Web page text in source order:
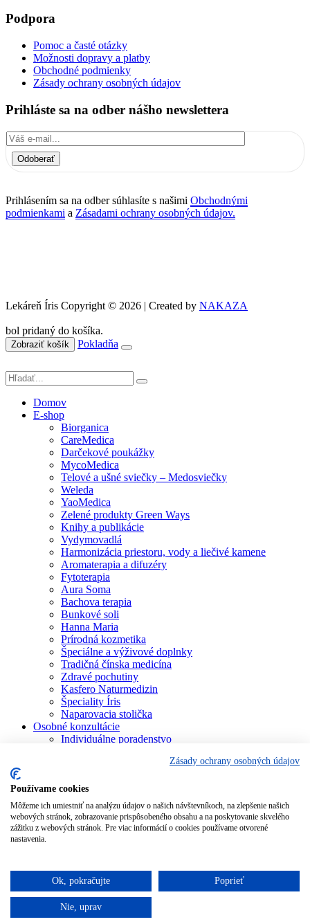
Podpora
Pomoc a časté otázky
Možnosti dopravy a platby
Obchodné podmienky
Zásady ochrany osobných údajov
Prihláste sa na odber nášho newslettera
Odoberať
Prihlásením sa na odber súhlasíte s našimi Obchodnými
podmienkami a Zásadami ochrany osobných údajov.
Lekáreň Íris Copyright © 2026 | Created by NAKAZA
bol pridaný do košíka.
Zobraziť košík Pokladňa
Domov
E-shop
Biorganica
CareMedica
Darčekové poukážky
MycoMedica
Telové a ušné sviečky – Medosviečky
Weleda
YaoMedica
Zelené produkty Green Ways
Knihy a publikácie
Vydymovadlá
Harmonizácia priestoru, vody a liečivé kamene
Aromaterapia a difuzéry
Fytoterapia
Aura Soma
Bachova terapia
Bunkové soli
Hanna Maria
Prírodná kozmetika
Špeciálne a výživové doplnky
Tradičná čínska medicína
Zdravé pochutiny
Kasfero Naturmedizin
Špeciality Íris
Naparovacia stolička
Osobné konzultácie
Individuálne poradenstvo
Aromaterapia
Homeopatia
Individuálna a partnerská numerológia
Numerológia – kľúč života
Blog
Podporujeme
Zásady ochrany osobných údajov
Používame cookies
Môžeme ich umiestniť na analýzu údajov o našich návštevníkoch, na zlepšenie našich
webových stránok, zobrazovanie prispôsobeného obsahu a na poskytovanie skvelého
zážitku z webových stránok. Pre viac informácií o cookies používame otvorené
nastavenia.
Ok, pokračujte Poprieť
Nie, uprav